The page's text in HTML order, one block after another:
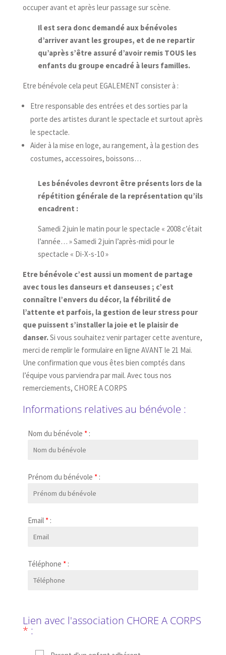
occuper avant et après leur passage sur scène.
Il est sera donc demandé aux bénévoles
d’arriver avant les groupes, et de ne repartir
qu’après s’être assuré d’avoir remis TOUS les
enfants du groupe encadré à leurs familles.
Etre bénévole cela peut EGALEMENT consister à :
Etre responsable des entrées et des sorties par la
porte des artistes durant le spectacle et surtout après
le spectacle.
Aider à la mise en loge, au rangement, à la gestion des
costumes, accessoires, boissons…
Les bénévoles devront être présents lors de la
répétition générale de la représentation qu’ils
encadrent :
Samedi 2 juin le matin pour le spectacle « 2008 c’était
l’année… » Samedi 2 juin l’après-midi pour le
spectacle « Di-X-s-10 »
Etre bénévole c’est aussi un moment de partage
avec tous les danseurs et danseuses ; c’est
connaître l’envers du décor, la fébrilité de
l’attente et parfois, la gestion de leur stress pour
que puissent s’installer la joie et le plaisir de
danser.Si vous souhaitez venir partager cette aventure,
merci de remplir le formulaire en ligne AVANT le 21 Mai.
Une confirmation que vous êtes bien comptés dans
l’équipe vous parviendra par mail. Avec tous nos
remerciements, CHORE A CORPS
Informations relatives au bénévole :
Nom du bénévole * :
Prénom du bénévole * :
Email * :
Téléphone * :
Lien avec l'association CHORE A CORPS
* :